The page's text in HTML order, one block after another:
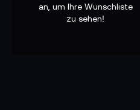
an, um Ihre Wunschliste
zu sehen!